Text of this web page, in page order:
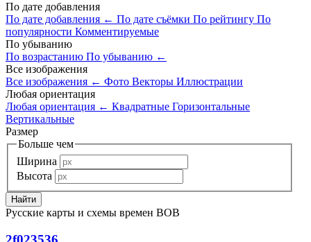
По дате добавления
По дате добавления ← По дате съёмки По рейтингу По
популярности Комментируемые
По убыванию
По возрастанию По убыванию ←
Все изображения
Все изображения ← Фото Векторы Иллюстрации
Любая ориентация
Любая ориентация ← Квадратные Горизонтальные
Вертикальные
Размер
Больше чем
Ширина
Высота
Русские карты и схемы времен ВОВ